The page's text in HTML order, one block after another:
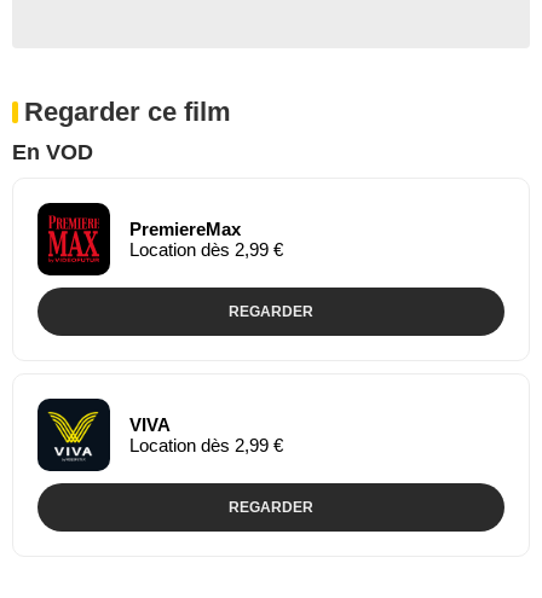
Regarder ce film
En VOD
PremiereMax
Location dès 2,99 €
REGARDER
VIVA
Location dès 2,99 €
REGARDER